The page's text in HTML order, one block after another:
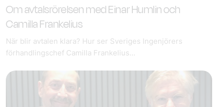
Om avtalsrörelsen med Einar Humlin och
Camilla Frankelius
När blir avtalen klara? Hur ser Sveriges Ingenjörers
förhandlingschef Camilla Frankelius...